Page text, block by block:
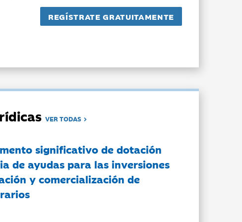
VER TODAS
significativo de dotación
de ayudas para las inversiones
y comercialización de